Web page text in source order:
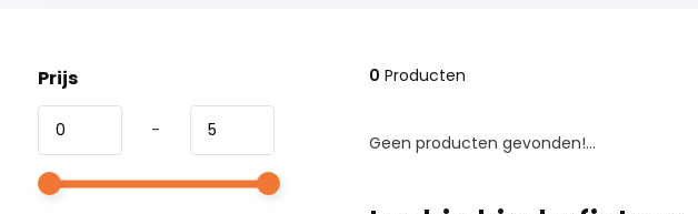
Prijs
-
0 Producten
Geen producten gevonden!...